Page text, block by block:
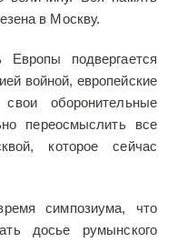
в Москву.
Европы подвергается
войной, европейские
оборонительные
переосмыслить все
которое сейчас
симпозиума, что
досье румынского